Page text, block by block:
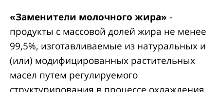
«Заменители молочного жира» -
продукты с массовой долей жира не менее
99,5%, изготавливаемые из натуральных и
(или) модифицированных растительных
масел путем регулируемого